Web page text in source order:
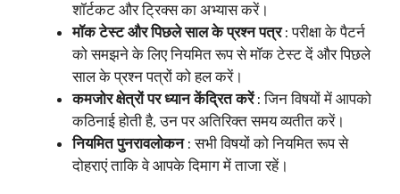
शॉर्टकट और ट्रिक्स का अभ्यास करें।
मॉक टेस्ट और पिछले साल के प्रश्न पत्र: परीक्षा के पैटर्न
को समझने के लिए नियमित रूप से मॉक टेस्ट दें और पिछले
साल के प्रश्न पत्रों को हल करें।
कमजोर क्षेत्रों पर ध्यान केंद्रित करें: जिन विषयों में आपको
कठिनाई होती है, उन पर अतिरिक्त समय व्यतीत करें।
नियमित पुनरावलोकन: सभी विषयों को नियमित रूप से
दोहराएं ताकि वे आपके दिमाग में ताजा रहें।